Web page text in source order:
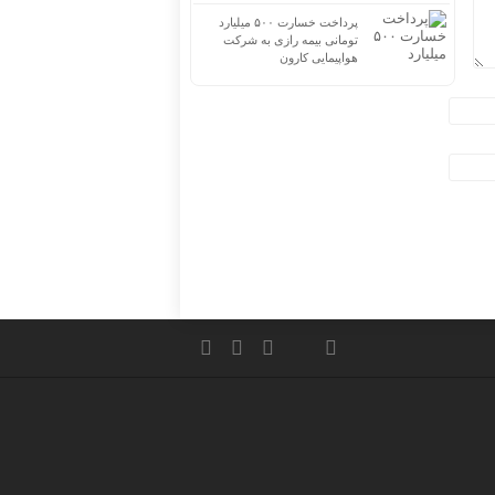
پرداخت خسارت ۵۰۰ میلیارد
تومانی بیمه رازی به شرکت
هواپیمایی کارون